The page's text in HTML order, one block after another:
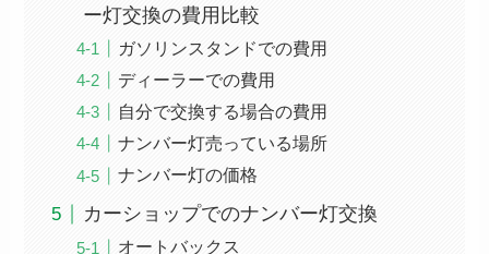
ー灯交換の費用比較
ガソリンスタンドでの費用
ディーラーでの費用
自分で交換する場合の費用
ナンバー灯売っている場所
ナンバー灯の価格
カーショップでのナンバー灯交換
オートバックス